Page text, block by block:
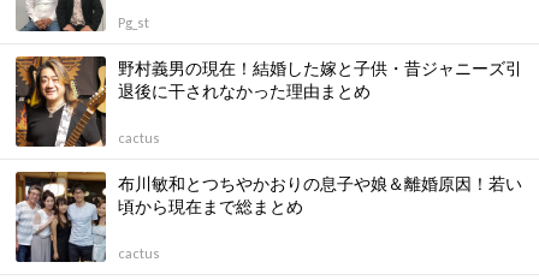
Pg_st
野村義男の現在！結婚した嫁と子供・昔ジャニーズ引
退後に干されなかった理由まとめ
cactus
布川敏和とつちやかおりの息子や娘＆離婚原因！若い
頃から現在まで総まとめ
cactus